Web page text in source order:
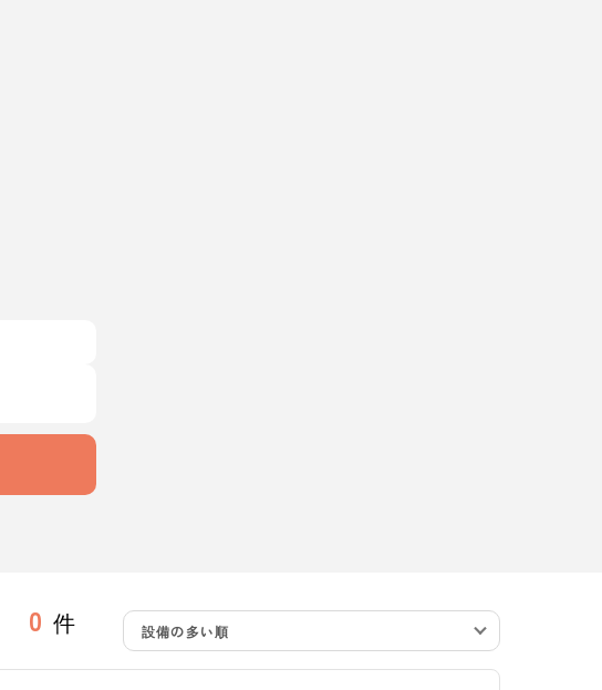
0 件 設備の多い順